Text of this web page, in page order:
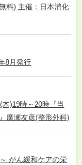
料) 主催：日本消化
8月発行
木)19時～20時『当
廣瀬友彦(整形外科)
がん緩和ケアの栄